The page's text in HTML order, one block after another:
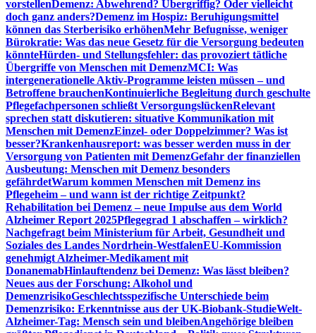
vorstellenDemenz: Abwehrend? Übergriffig? Oder vielleicht
doch ganz anders?Demenz im Hospiz: Beruhigungsmittel
können das Sterberisiko erhöhenMehr Befugnisse, weniger
Bürokratie: Was das neue Gesetz für die Versorgung bedeuten
könnteHürden- und Stellungsfehler: das provoziert tätliche
Übergriffe von Menschen mit DemenzMCI: Was
intergenerationelle Aktiv-Programme leisten müssen – und
Betroffene brauchenKontinuierliche Begleitung durch geschulte
Pflegefachpersonen schließt VersorgungslückenRelevant
sprechen statt diskutieren: situative Kommunikation mit
Menschen mit DemenzEinzel- oder Doppelzimmer? Was ist
besser?Krankenhausreport: was besser werden muss in der
Versorgung von Patienten mit DemenzGefahr der finanziellen
Ausbeutung: Menschen mit Demenz besonders
gefährdetWarum kommen Menschen mit Demenz ins
Pflegeheim – und wann ist der richtige Zeitpunkt?
Rehabilitation bei Demenz – neue Impulse aus dem World
Alzheimer Report 2025Pflegegrad 1 abschaffen – wirklich?
Nachgefragt beim Ministerium für Arbeit, Gesundheit und
Soziales des Landes Nordrhein-WestfalenEU-Kommission
genehmigt Alzheimer-Medikament mit
DonanemabHinlauftendenz bei Demenz: Was lässt bleiben?
Neues aus der Forschung: Alkohol und
DemenzrisikoGeschlechtsspezifische Unterschiede beim
Demenzrisiko: Erkenntnisse aus der UK-Biobank-StudieWelt-
Alzheimer-Tag: Mensch sein und bleibenAngehörige bleiben